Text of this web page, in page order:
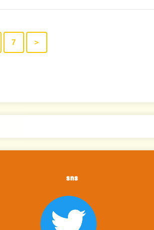
7 ＞
sns